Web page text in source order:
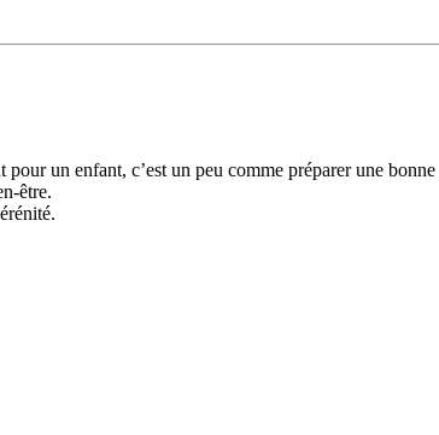
un enfant, c’est un peu comme préparer une
être.